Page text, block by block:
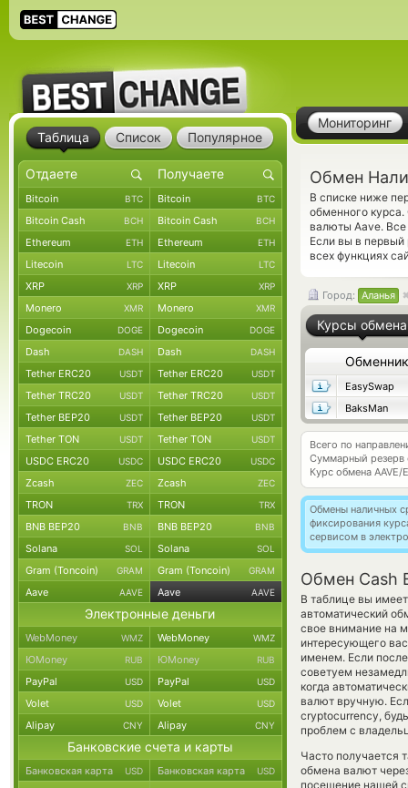
Мониторинг
Обмен
В списке ниже
обменного
валюты Aave.
Если вы в первый
всех функциях
Город: Аланья
Курсы обмена
Обменник
EasySwap
BaksMan
Всего по
Суммарный резерв
Курс обмена AAVE/
Обмены наличных
фиксирования
сервисом в
Обмен Cash
В таблице вы
автоматический
свое внимание на
интересующего
именем. Если
советуем
когда
валют вручную.
cryptocurrency,
проблем с
Часто получается
обмена валют
посещение нашей
Таблица Список Популярное
Bitcoin BTC Bitcoin BTC
Bitcoin Cash BCH Bitcoin Cash BCH
Ethereum ETH Ethereum ETH
Litecoin LTC Litecoin LTC
XRP XRP XRP XRP
Monero XMR Monero XMR
Dogecoin DOGE Dogecoin DOGE
Dash DASH Dash DASH
Tether ERC20 USDT Tether ERC20 USDT
Tether TRC20 USDT Tether TRC20 USDT
Tether BEP20 USDT Tether BEP20 USDT
Tether TON USDT Tether TON USDT
USDC ERC20 USDC USDC ERC20 USDC
Zcash ZEC Zcash ZEC
TRON TRX TRON TRX
BNB BEP20 BNB BNB BEP20 BNB
Solana SOL Solana SOL
Gram (Toncoin) GRAM Gram (Toncoin) GRAM
Aave AAVE Aave AAVE
Электронные деньги
WebMoney WMZ WebMoney WMZ
ЮMoney RUB ЮMoney RUB
PayPal USD PayPal USD
Volet USD Volet USD
Alipay CNY Alipay CNY
Банковские счета и карты
Банковская карта USD Банковская карта USD